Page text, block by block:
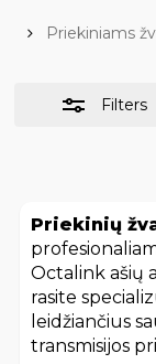
Priekiniams
Filters
Priekinių
Octalink ašių
rasite
leidžiančius
transmisijos